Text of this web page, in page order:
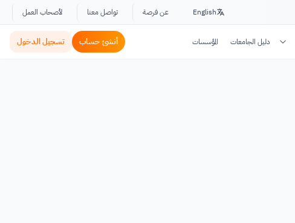
English عن فرصة تواصل معنا لأصحاب العمل
دليل الجامعات المؤسسات أنشئ حساب تسجيل الدخول